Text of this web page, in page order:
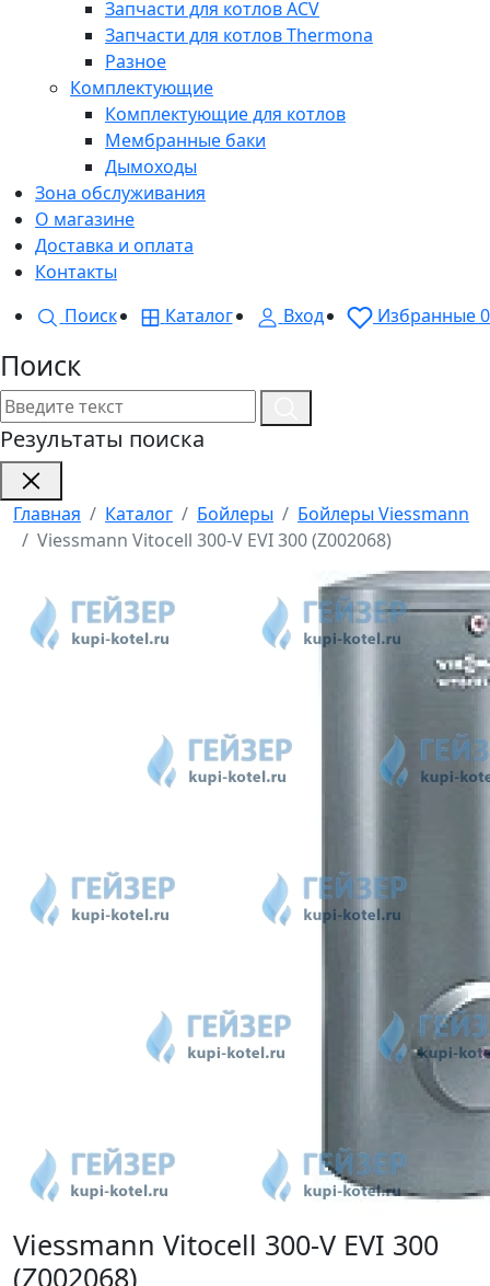
Запчасти для котлов ACV
Запчасти для котлов Thermona
Разное
Комплектующие
Комплектующие для котлов
Мембранные баки
Дымоходы
Зона обслуживания
О магазине
Доставка и оплата
Контакты
Поиск
Каталог Вход Избранные0
Поиск
Результаты поиска
Главная Каталог Бойлеры
Бойлеры Viessmann
Viessmann Vitocell 300-V EVI 300 (Z002068)
Viessmann Vitocell 300-V EVI 300
(Z002068)